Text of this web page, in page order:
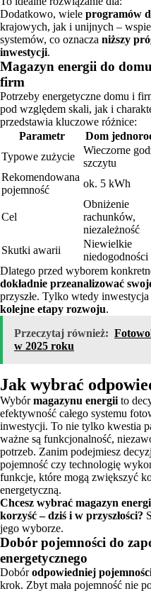
Dodatkowo, wiele programów
krajowych, jak i unijnych –
systemów, co oznacza niższy
inwestycji.
Magazyn energii do
firm
Potrzeby energetyczne domu i
pod względem skali, jak i
przedstawia kluczowe różnice:
Parametr
Dom
Typowe zużycie
Wieczorne
szczytu
Rekomendowana
pojemność
ok. 5 kWh
Cel
Obniżenie
rachunków,
niezależność
Skutki awarii
Niewielkie
niedogodności
Dlatego przed wyborem
dokładnie przeanalizować
przyszłe. Tylko wtedy inwestycja
kolejne etapy rozwoju.
Przeczytaj również:
w 2025 roku
Jak wybrać
Wybórmagazynu energii to
efektywność całego systemu
inwestycji. To nie tylko kwestia
ważne są funkcjonalność,
potrzeb. Zanim podejmiesz
pojemność czy technologię
funkcje, które mogą zwiększyć
energetyczną.
Chcesz wybrać magazyn
korzyść – dziś i w przyszłości?
jego wyborze.
Dobór pojemności do
energetycznego
Dobórodpowiedniej
krok. Zbyt mała pojemność nie